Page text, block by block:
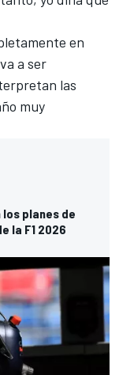
en
a ser
las
muy
los planes de
la F1 2026